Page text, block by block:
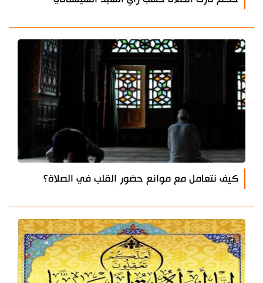
كيف نتعامل مع موانع حضور القلب في الصلاة؟